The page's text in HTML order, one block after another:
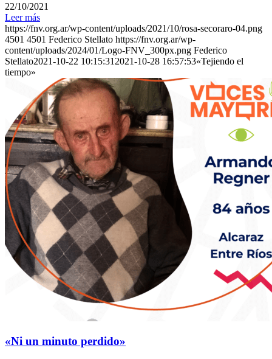
22/10/2021
Leer más
https://fnv.org.ar/wp-content/uploads/2021/10/rosa-secoraro-04.png
4501 4501 Federico Stellato https://fnv.org.ar/wp-
content/uploads/2024/01/Logo-FNV_300px.png Federico
Stellato2021-10-22 10:15:31 2021-10-28 16:57:53«Tejiendo el
tiempo»
«Ni un minuto perdido»